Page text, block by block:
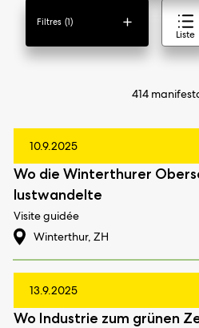
Filtres (1)
Liste
414
10.9.2025
Wo die Winterthurer
lustwandelte
Winterthur, ZH
Visite guidée
13.9.2025
Wo Industrie zum grünen